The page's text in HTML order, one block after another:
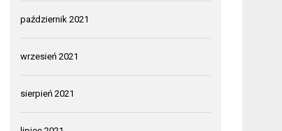
październik 2021
wrzesień 2021
sierpień 2021